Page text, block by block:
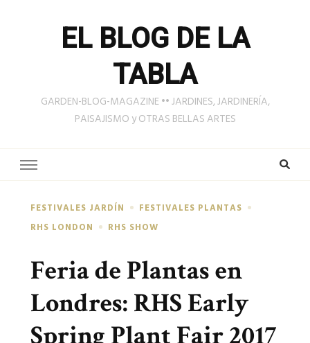
EL BLOG DE LA
TABLA
GARDEN-BLOG-MAGAZINE •• JARDINES, JARDINERÍA,
PAISAJISMO y OTRAS BELLAS ARTES
FESTIVALES JARDÍN
FESTIVALES PLANTAS
RHS LONDON
RHS SHOW
Feria de Plantas en
Londres: RHS Early
Spring Plant Fair 2017